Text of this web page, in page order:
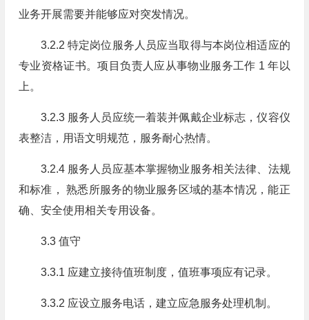
业务开展需要并能够应对突发情况。
3.2.2 特定岗位服务人员应当取得与本岗位相适应的
专业资格证书。项目负责人应从事物业服务工作 1 年以
上。
3.2.3 服务人员应统一着装并佩戴企业标志，仪容仪
表整洁，用语文明规范，服务耐心热情。
3.2.4 服务人员应基本掌握物业服务相关法律、法规
和标准， 熟悉所服务的物业服务区域的基本情况，能正
确、安全使用相关专用设备。
3.3 值守
3.3.1 应建立接待值班制度，值班事项应有记录。
3.3.2 应设立服务电话，建立应急服务处理机制。